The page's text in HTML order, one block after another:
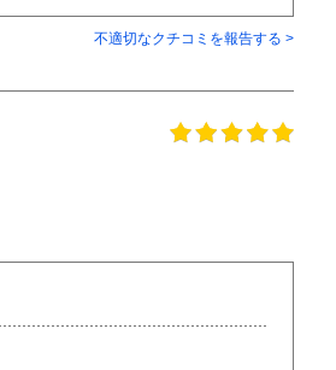
不適切なクチコミを報告する >